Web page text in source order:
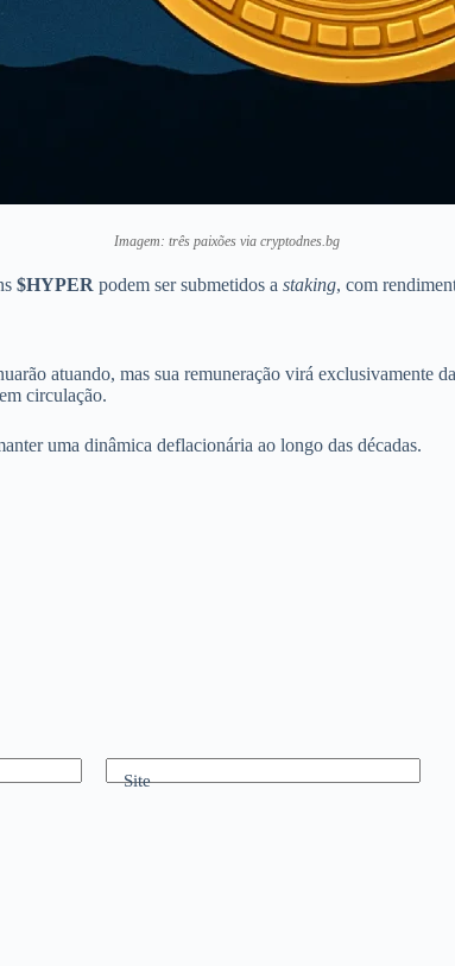
Imagem: três paixões via cryptodnes.bg
$HYPER podem ser submetidos a staking, com
atuando, mas sua remuneração virá exclusivamente
circulação.
uma dinâmica deflacionária ao longo das décadas.
Site